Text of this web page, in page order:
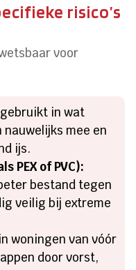
risico’s
voor
in wat
mee en
ijs.
PEX of PVC):
bestand tegen
veilig bij extreme
woningen van vóór
door vorst,